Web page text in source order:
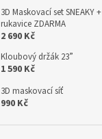
3D Maskovací set SNEAKY +
rukavice ZDARMA
2 690 Kč
Kloubový držák 23”
1 590 Kč
3D maskovací síť
990 Kč